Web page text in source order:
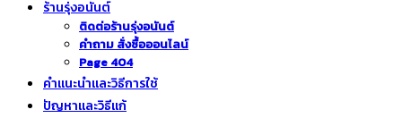
ร้านรุ่งอนันต์
ติดต่อร้านรุ่งอนันต์
คำถาม สั่งซื้อออนไลน์
Page 404
คำแนะนำและวิธีการใช้
ปัญหาและวิธีแก้